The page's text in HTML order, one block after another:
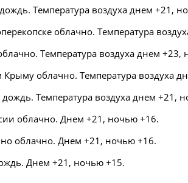
Температура воздуха днем +21,
облачно. Температура
Температура воздуха днем +23,
Крыму облачно. Температура воздуха
дождь. Температура воздуха днем +21,
облачно. Днем +21, ночью +16.
облачно. Днем +21, ночью +16.
Днем +21, ночью +15.